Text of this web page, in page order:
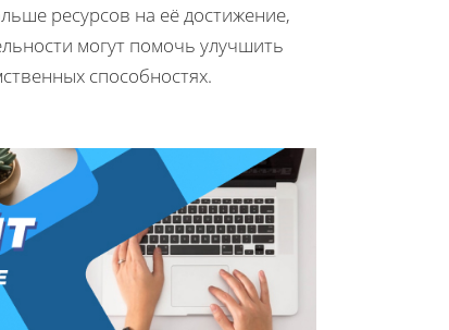
ресурсов на её достижение,
могут помочь улучшить
способностях.